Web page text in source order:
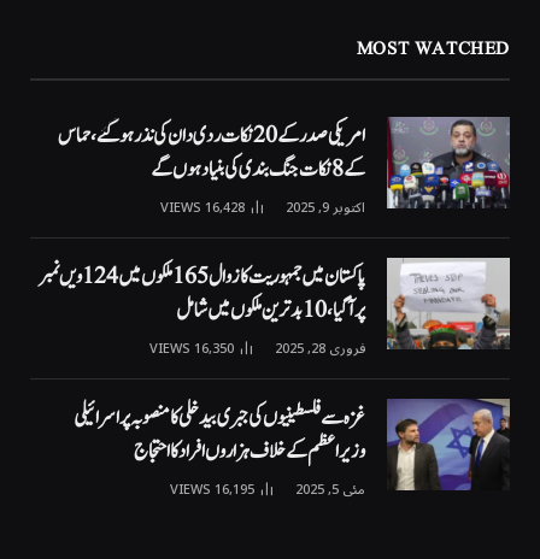
MOST WATCHED
امریکی صدر کے 20 نکات ردی دان کی نذر ہوگئے، حماس
کے 8 نکات جنگ بندی کی بنیاد ہوں گے
اکتوبر 9, 2025 16,428
VIEWS
پاکستان میں جمہوریت کا زوال 165 ملکوں میں 124ویں نمبر
پر آگیا، 10 بدترین ملکوں میں شامل
فروری 28, 2025 16,350
VIEWS
غزہ سے فلسطینیوں کی جبری بیدخلی کا منصوبہ پر اسرائیلی
وزیراعظم کے خلاف ہزاروں افراد کا احتجاج
مئی 5, 2025 16,195
VIEWS